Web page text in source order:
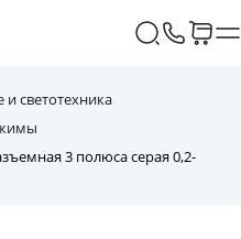
и светотехника
3 полюса серая 0,2-